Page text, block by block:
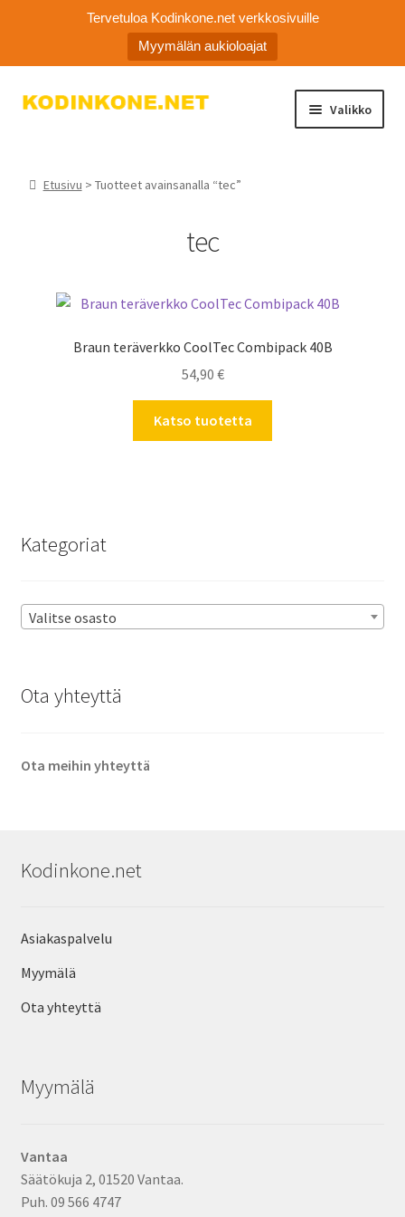
Tervetuloa Kodinkone.net verkkosivuille
Myymälän aukioloajat
Siirry
Siirry
Valikko
Asiakaspalvelu
Etusivu > Tuotteet avainsanalla “tec”
tec
Braun teräverkko CoolTec Combipack 40B
54,90 €
Katso tuotetta
Kategoriat
Valitse osasto
Ota yhteyttä
Ota meihin yhteyttä
Kodinkone.net
Asiakaspalvelu
Myymälä
Ota yhteyttä
Myymälä
Vantaa
Säätökuja 2, 01520 Vantaa.
Puh. 09 566 4747